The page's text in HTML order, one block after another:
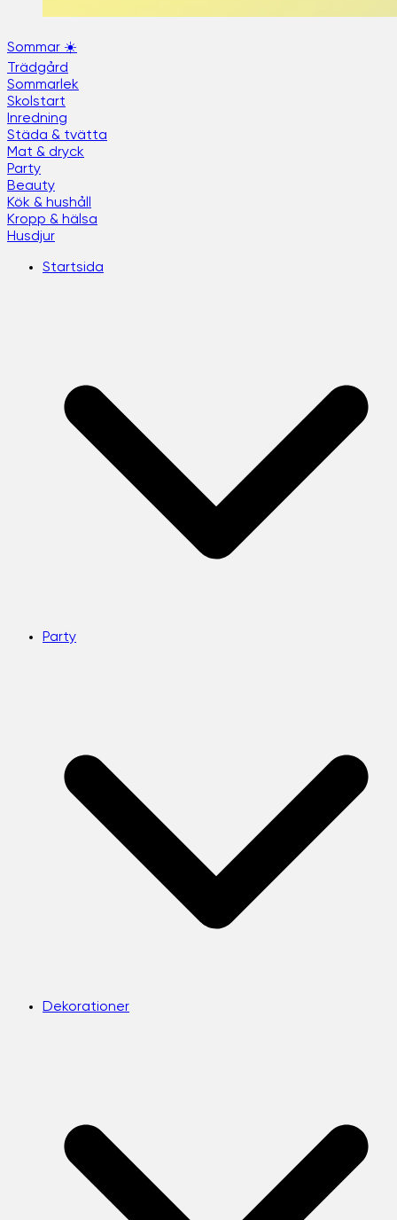
Sommar ☀️
Trädgård
Sommarlek
Skolstart
Inredning
Städa & tvätta
Mat & dryck
Party
Beauty
Kök & hushåll
Kropp & hälsa
Husdjur
Startsida
Party
Dekorationer